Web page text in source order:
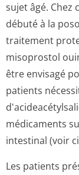
sujet âgé.
débuté à la
traitement
misoprostol
être envisagé
patients
médicaments
intestinal (voir
Les patients